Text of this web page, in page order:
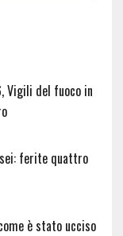
Vigili del fuoco in
ferite quattro
è stato ucciso